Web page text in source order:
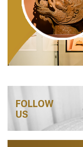
FOLLOW
US